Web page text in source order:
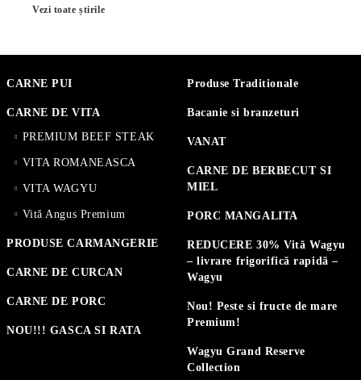
Vezi toate știrile
CARNE PUI
CARNE DE VITA
PREMIUM BEEF STEAK
VITA ROMANEASCA
VITA WAGYU
Vită Angus Premium
PRODUSE CARMANGERIE
CARNE DE CURCAN
CARNE DE PORC
NOU!!! GASCA SI RATA
Produse Traditionale
Bacanie si branzeturi
VANAT
CARNE DE BERBECUT SI
MIEL
PORC MANGALITA
REDUCERE 30% Vită Wagyu
– livrare frigorifică rapidă –
Wagyu
Nou! Peste si fructe de mare
Premium!
Wagyu Grand Reserve
Collection